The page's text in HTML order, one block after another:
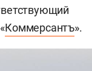
Коммерсантъ».